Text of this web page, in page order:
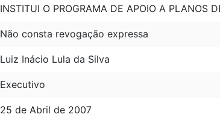
INSTITUI O PROGRAMA DE APOIO A PLANOS
Não consta revogação expressa
Luiz Inácio Lula da Silva
Executivo
25 de Abril de 2007